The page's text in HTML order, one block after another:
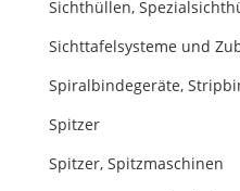
Sichthüllen,
Sichttafelsysteme und
Spiralbindegeräte,
Spitzer
Spitzer, Spitzmaschinen